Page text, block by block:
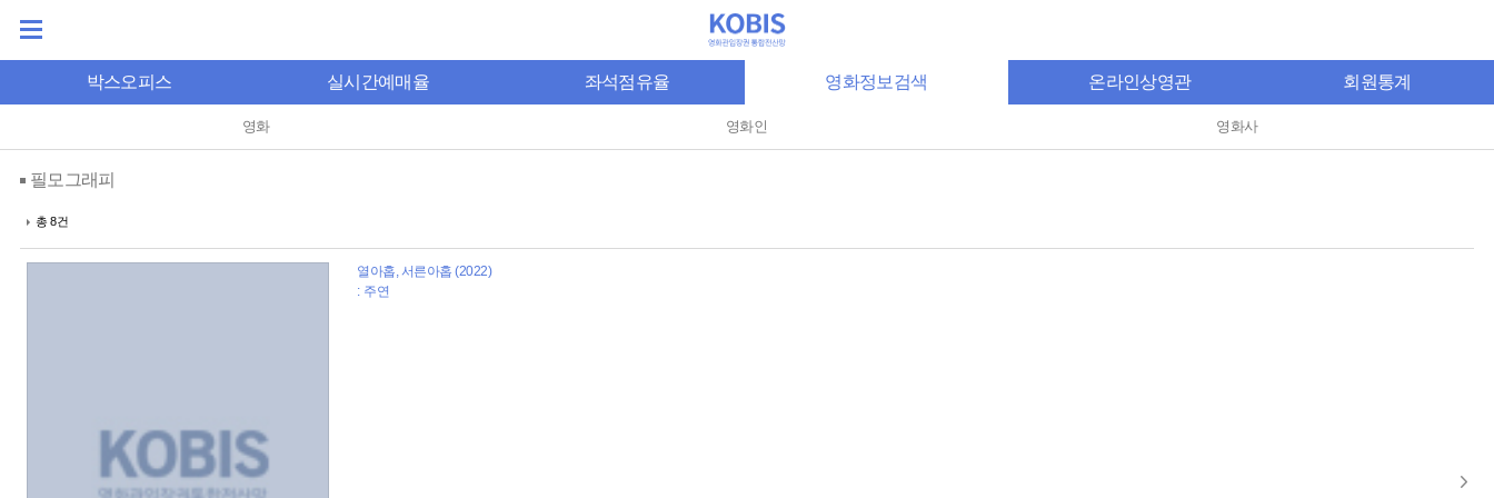
박스오피스 실시간예매율 좌석점유율 영화정보검색 온라인상영관 회원통계
영화 영화인 영화사
필모그래피
총 8건
열아홉, 서른아홉 (2022)
: 주연